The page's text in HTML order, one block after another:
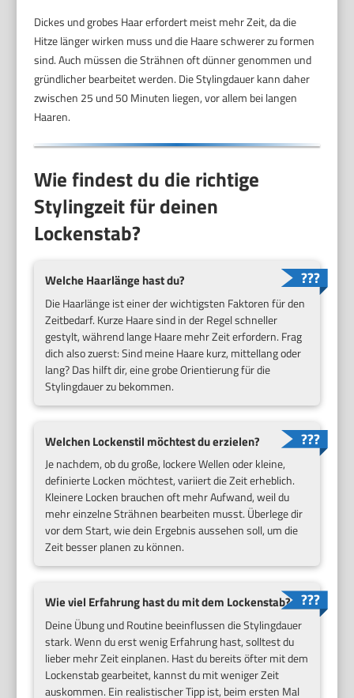
Dickes und grobes Haar erfordert meist mehr Zeit, da die
Hitze länger wirken muss und die Haare schwerer zu formen
sind. Auch müssen die Strähnen oft dünner genommen und
gründlicher bearbeitet werden. Die Stylingdauer kann daher
zwischen 25 und 50 Minuten liegen, vor allem bei langen
Haaren.
Wie findest du die richtige
Stylingzeit für deinen
Lockenstab?
Welche Haarlänge hast du?
Die Haarlänge ist einer der wichtigsten Faktoren für den
Zeitbedarf. Kurze Haare sind in der Regel schneller
gestylt, während lange Haare mehr Zeit erfordern. Frag
dich also zuerst: Sind meine Haare kurz, mittellang oder
lang? Das hilft dir, eine grobe Orientierung für die
Stylingdauer zu bekommen.
Welchen Lockenstil möchtest du erzielen?
Je nachdem, ob du große, lockere Wellen oder kleine,
definierte Locken möchtest, variiert die Zeit erheblich.
Kleinere Locken brauchen oft mehr Aufwand, weil du
mehr einzelne Strähnen bearbeiten musst. Überlege dir
vor dem Start, wie dein Ergebnis aussehen soll, um die
Zeit besser planen zu können.
Wie viel Erfahrung hast du mit dem Lockenstab?
Deine Übung und Routine beeinflussen die Stylingdauer
stark. Wenn du erst wenig Erfahrung hast, solltest du
lieber mehr Zeit einplanen. Hast du bereits öfter mit dem
Lockenstab gearbeitet, kannst du mit weniger Zeit
auskommen. Ein realistischer Tipp ist, beim ersten Mal